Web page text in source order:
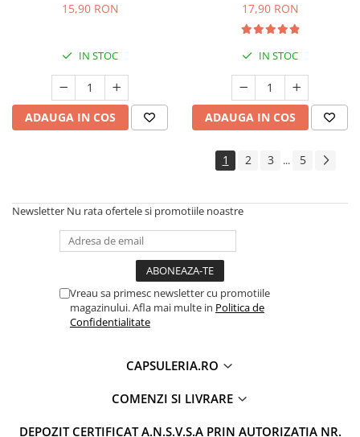
15,90 RON
IN STOC
ADAUGA IN COS
17,90 RON
IN STOC
ADAUGA IN COS
1 2 3 ... 5
Newsletter Nu rata ofertele si promotiile noastre
Vreau sa primesc newsletter cu promotiile
magazinului. Afla mai multe in Politica de
Confidentialitate
CAPSULERIA.RO
COMENZI SI LIVRARE
DEPOZIT CERTIFICAT A.N.S.V.S.A PRIN AUTORIZATIA NR.